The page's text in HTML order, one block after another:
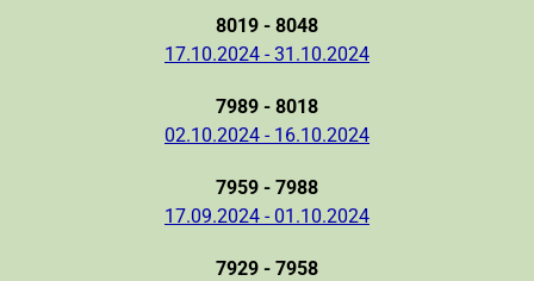
8019 - 8048
17.10.2024 - 31.10.2024
7989 - 8018
02.10.2024 - 16.10.2024
7959 - 7988
17.09.2024 - 01.10.2024
7929 - 7958